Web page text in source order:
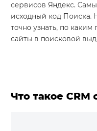
сервисов Яндекс.
исходный код
точно узнать, по
сайты в поисковой
Что такое CRM